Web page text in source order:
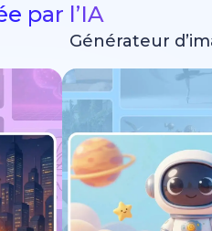
par l’IA
Générateur